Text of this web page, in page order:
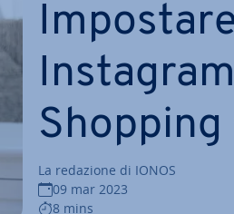
La redazione di IONOS
09 mar 2023
8 mins